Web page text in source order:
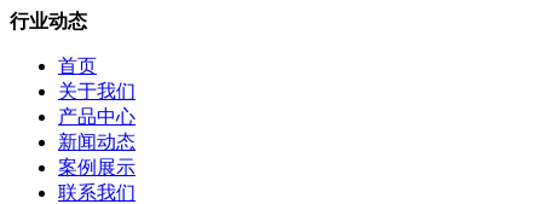
行业动态
首页
关于我们
产品中心
新闻动态
案例展示
联系我们